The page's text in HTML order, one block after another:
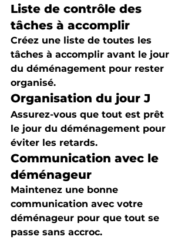
Liste de contrôle des
tâches à accomplir
Créez une liste de toutes les
tâches à accomplir avant le jour
du déménagement pour rester
organisé.
Organisation du jour J
Assurez-vous que tout est prêt
le jour du déménagement pour
éviter les retards.
Communication avec le
déménageur
Maintenez une bonne
communication avec votre
déménageur pour que tout se
passe sans accroc.